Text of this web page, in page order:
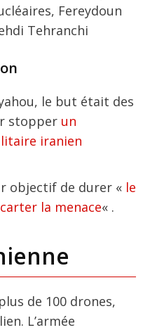
Fereydoun
Tehranchi
le but était des
stopper un
iranien
objectif de durer « le
la menace« .
de 100 drones,
L’armée